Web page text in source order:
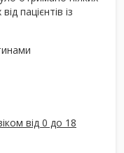
пацієнтів із
від 0 до 18